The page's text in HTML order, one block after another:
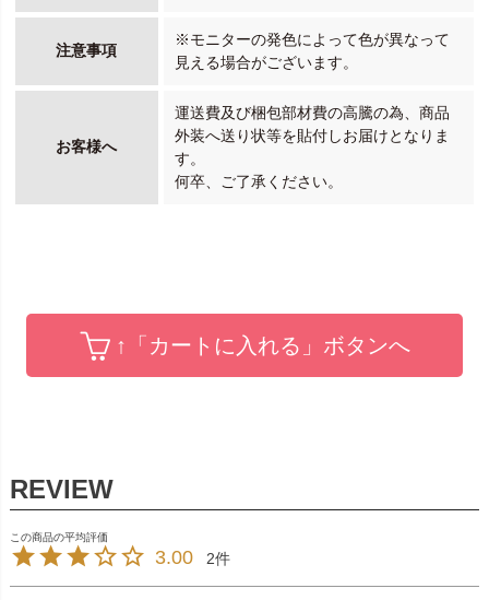
注意事項
※モニターの発色によって色が異なって
見える場合がございます。
お客様へ
運送費及び梱包部材費の高騰の為、商品
外装へ送り状等を貼付しお届けとなりま
す。
何卒、ご了承ください。
↑「カートに入れる」ボタンへ
3.00 2